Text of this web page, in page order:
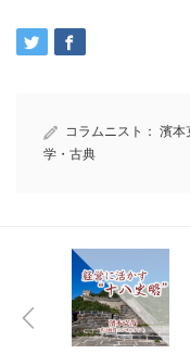
コラムニスト： 濱本
学・古典